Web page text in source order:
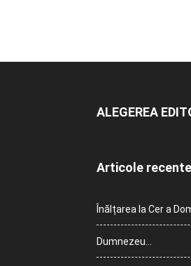
ALEGEREA
Articole recente
Înălțarea la Cer a
Dumnezeu…